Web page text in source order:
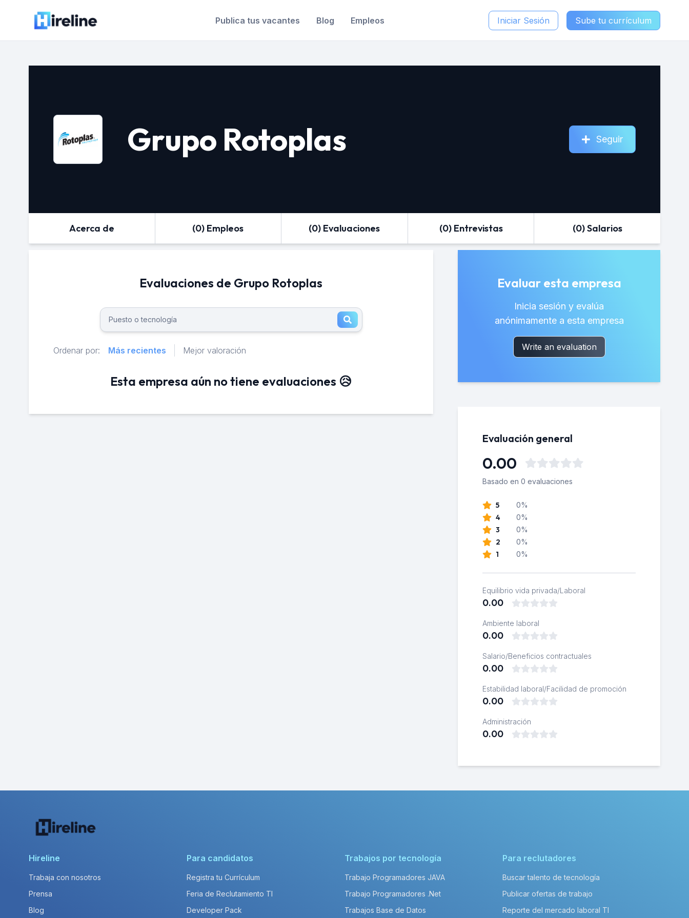
Publica tus vacantes Blog Empleos Iniciar Sesión Sube tu currículum
Grupo Rotoplas Seguir
Acerca de (0) Empleos (0) Evaluaciones (0) Entrevistas (0) Salarios
Evaluaciones de Grupo Rotoplas
Ordenar por: Más recientes Mejor valoración
Esta empresa aún no tiene evaluaciones 😥
Evaluar esta empresa
Inicia sesión y evalúa
anónimamente a esta empresa
Write an evaluation
Evaluación general
0.00
Basado en 0 evaluaciones
5 0%
4 0%
3 0%
2 0%
1 0%
Equilibrio vida privada/Laboral
0.00
Ambiente laboral
0.00
Salario/Beneficios contractuales
0.00
Estabilidad laboral/Facilidad de promoción
0.00
Administración
0.00
Hireline
Trabaja con nosotros
Prensa
Blog
Para candidatos
Registra tu Currículum
Feria de Reclutamiento TI
Developer Pack
Trabajos por tecnología
Trabajo Programadores JAVA
Trabajo Programadores .Net
Trabajos Base de Datos
Para reclutadores
Buscar talento de tecnología
Publicar ofertas de trabajo
Reporte del mercado laboral TI